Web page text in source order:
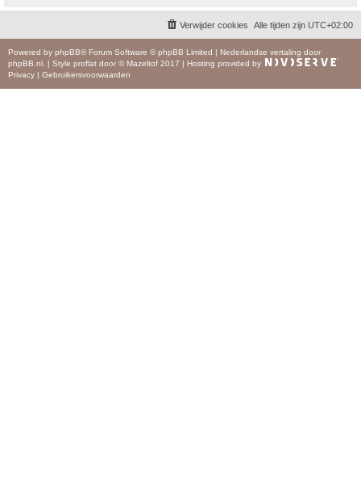
Alle tijden zijn UTC+02:00
Verwijder cookies
Powered by phpBB® Forum Software © phpBB Limited | Nederlandse vertaling door
phpBB.nl
| Style proflat door © Mazeltof 2017 | Hosting provided by
Privacy
Gebruikersvoorwaarden